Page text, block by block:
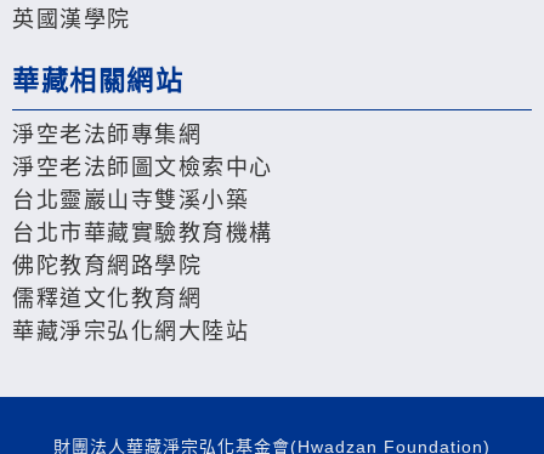
英國漢學院
華藏相關網站
淨空老法師專集網
淨空老法師圖文檢索中心
台北靈巖山寺雙溪小築
台北市華藏實驗教育機構
佛陀教育網路學院
儒釋道文化教育網
華藏淨宗弘化網大陸站
財團法人華藏淨宗弘化基金會(Hwadzan Foundation)